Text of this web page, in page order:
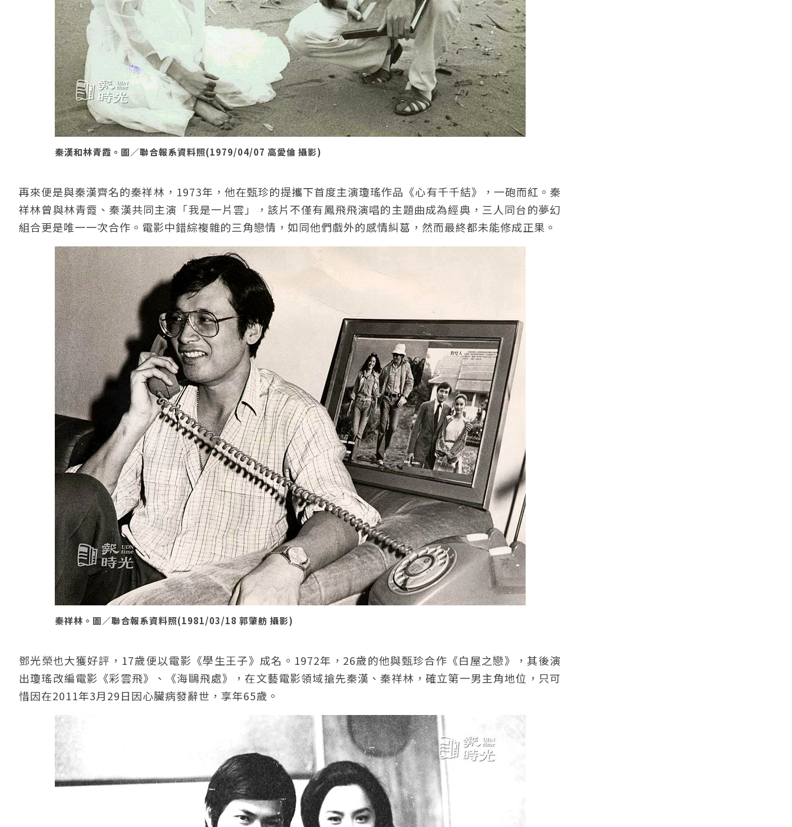
秦漢和林青霞。圖／聯合報系資料照(1979/04/07 高愛倫 攝影)
再來便是與秦漢齊名的秦祥林，1973年，他在甄珍的提攜下首度主演瓊瑤作品《心有千千結》，一砲而紅。秦
祥林曾與林青霞、秦漢共同主演「我是一片雲」，該片不僅有鳳飛飛演唱的主題曲成為經典，三人同台的夢幻
組合更是唯一一次合作。電影中錯綜複雜的三角戀情，如同他們戲外的感情糾葛，然而最終都未能修成正果。
秦祥林。圖／聯合報系資料照(1981/03/18 郭肇舫 攝影)
鄧光榮也大獲好評，17歲便以電影《學生王子》成名。1972年，26歲的他與甄珍合作《白屋之戀》，其後演
出瓊瑤改編電影《彩雲飛》、《海鷗飛處》，在文藝電影領域搶先秦漢、秦祥林，確立第一男主角地位，只可
惜因在2011年3月29日因心臟病發辭世，享年65歲。